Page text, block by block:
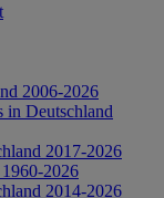
2006-2026
in Deutschland
2017-2026
2026
2014-2026